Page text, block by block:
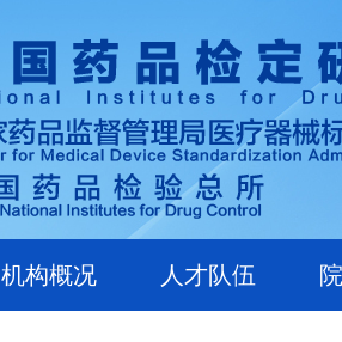
机构概况 人才队伍